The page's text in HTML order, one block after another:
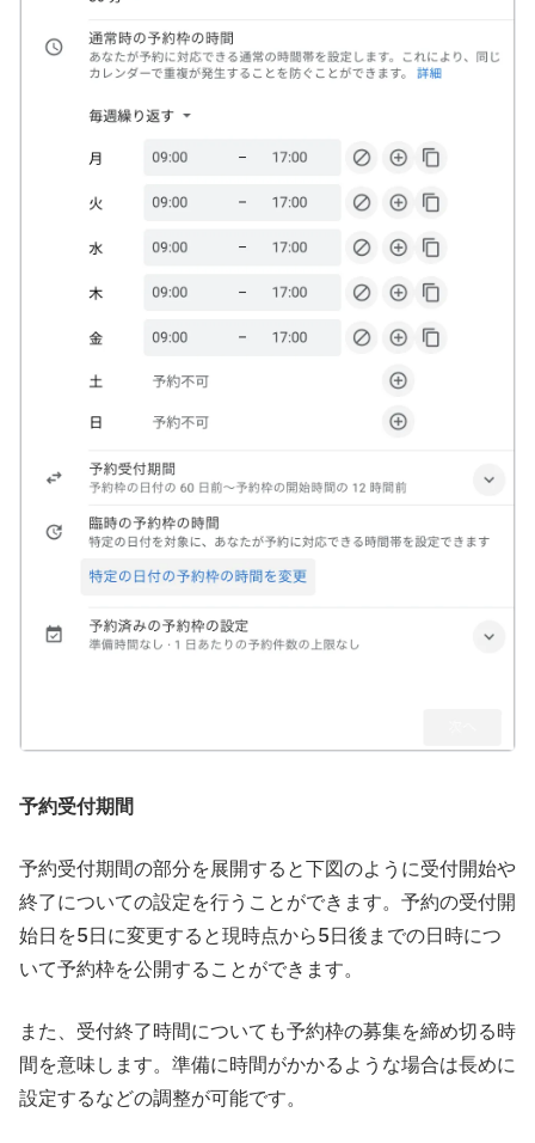
予約受付期間
予約受付期間の部分を展開すると下図のように受付開始や
終了についての設定を行うことができます。予約の受付開
始日を5日に変更すると現時点から5日後までの日時につ
いて予約枠を公開することができます。
また、受付終了時間についても予約枠の募集を締め切る時
間を意味します。準備に時間がかかるような場合は長めに
設定するなどの調整が可能です。